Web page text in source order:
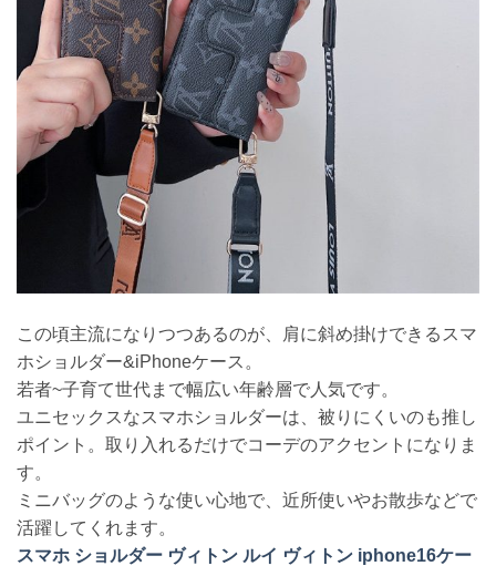
この頃主流になりつつあるのが、肩に斜め掛けできるスマ
ホショルダー&iPhoneケース。
若者~子育て世代まで幅広い年齢層で人気です。
ユニセックスなスマホショルダーは、被りにくいのも推し
ポイント。取り入れるだけでコーデのアクセントになりま
す。
ミニバッグのような使い心地で、近所使いやお散歩などで
活躍してくれます。
スマホ ショルダー ヴィトン ルイ ヴィトン iphone16ケー